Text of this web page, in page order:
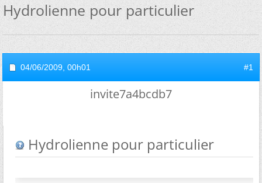
Hydrolienne pour particulier
04/06/2009, 00h01 #1
invite7a4bcdb7
Hydrolienne pour particulier